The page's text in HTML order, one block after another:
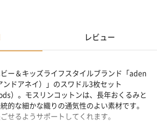
レビュー
ー＆キッズライフスタイルブランド「aden
ドアネイ）」のスワドル3枚セット
）。モスリンコットンは、長年おくるみと
的な細かな織りの通気性のよい素材です。
せるようサポートしてくれます。